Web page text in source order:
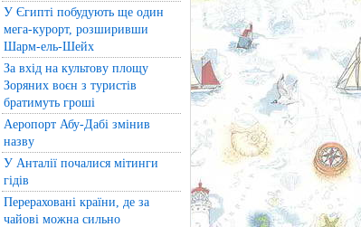
У Єгипті побудують ще один
мега-курорт, розширивши
Шарм-ель-Шейх
За вхід на культову площу
Зоряних воєн з туристів
братимуть гроші
Аеропорт Абу-Дабі змінив
назву
У Анталії почалися мітинги
гідів
Перераховані країни, де за
чайові можна сильно